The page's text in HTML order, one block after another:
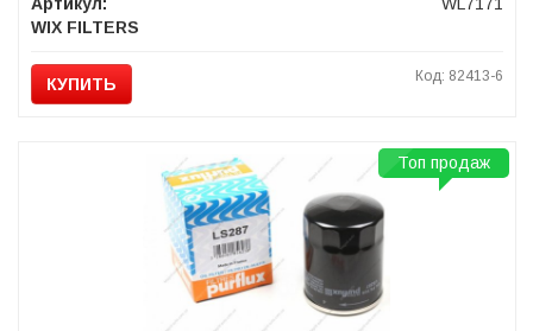
WIX FILTERS
КУПИТЬ Код: 82413-6
Топ продаж